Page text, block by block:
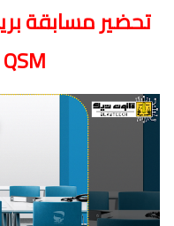
تحضير مسابقة
QSM مع الأجوبة